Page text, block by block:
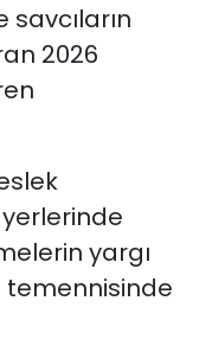
2026
yargı
temennisinde